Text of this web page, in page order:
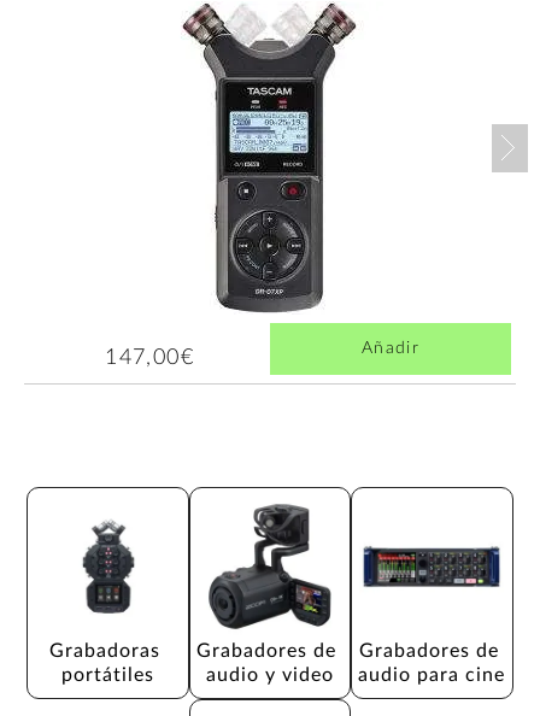
147,00€ Añadir
Grabadoras
portátiles
Grabadores de
audio y video
Grabadores de
audio para cine